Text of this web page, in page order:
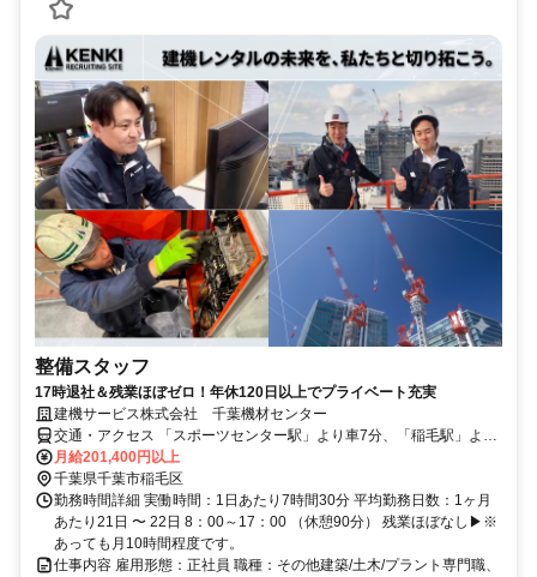
整備スタッフ
17時退社＆残業ほぼゼロ！年休120日以上でプライベート充実
建機サービス株式会社 千葉機材センター
交通・アクセス 「スポーツセンター駅」より車7分、「稲毛駅」より
車18分 ★車通勤OK（千葉北ICより車3～5分）※駐車場あり
月給201,400円以上
千葉県千葉市稲毛区
勤務時間詳細 実働時間：1日あたり7時間30分 平均勤務日数：1ヶ月
あたり21日 〜 22日 8：00～17：00 （休憩90分） 残業ほぼなし▶※
あっても月10時間程度です。
仕事内容 雇用形態：正社員 職種：その他建築/土木/プラント専門職、